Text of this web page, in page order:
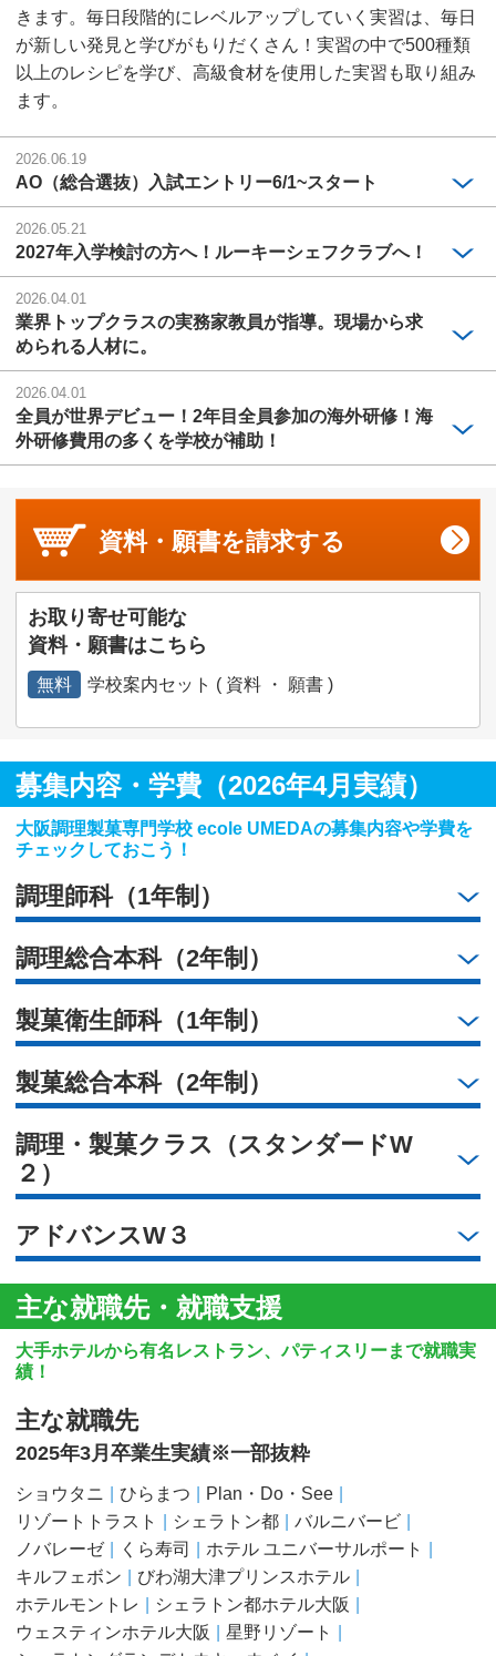
きます。毎日段階的にレベルアップしていく実習は、毎日
が新しい発見と学びがもりだくさん！実習の中で500種類
以上のレシピを学び、高級食材を使用した実習も取り組み
ます。
2026.06.19
AO（総合選抜）入試エントリー6/1~スタート
2026.05.21
2027年入学検討の方へ！ルーキーシェフクラブへ！
2026.04.01
業界トップクラスの実務家教員が指導。現場から求
められる人材に。
2026.04.01
全員が世界デビュー！2年目全員参加の海外研修！海
外研修費用の多くを学校が補助！
資料・願書を請求する
お取り寄せ可能な
資料・願書はこちら
無料 学校案内セット ( 資料 ・ 願書 )
募集内容・学費（2026年4月実績）
大阪調理製菓専門学校 ecole UMEDAの募集内容や学費を
チェックしておこう！
調理師科（1年制）
調理総合本科（2年制）
製菓衛生師科（1年制）
製菓総合本科（2年制）
調理・製菓クラス（スタンダードW
２）
アドバンスW３
主な就職先・就職支援
大手ホテルから有名レストラン、パティスリーまで就職実
績！
主な就職先
2025年3月卒業生実績※一部抜粋
ショウタニ ひらまつ
Plan・Do・See
リゾートトラスト
シェラトン都
バルニバービ
ノバレーゼ
くら寿司
ホテル ユニバーサルポート
キルフェボン
びわ湖大津プリンスホテル
ホテルモントレ
シェラトン都ホテル大阪
ウェスティンホテル大阪
星野リゾート